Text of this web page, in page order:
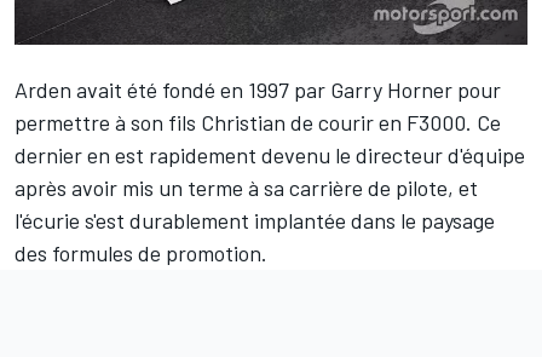
Arden avait été fondé en 1997 par Garry Horner pour
permettre à son fils Christian de courir en F3000. Ce
dernier en est rapidement devenu le directeur d'équipe
après avoir mis un terme à sa carrière de pilote, et
l'écurie s'est durablement implantée dans le paysage
des formules de promotion.